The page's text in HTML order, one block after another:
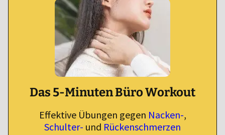
Das 5-Minuten Büro Workout
Effektive Übungen gegen Nacken-,
Schulter- und Rückenschmerzen